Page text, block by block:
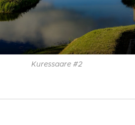
Kuressaare #2